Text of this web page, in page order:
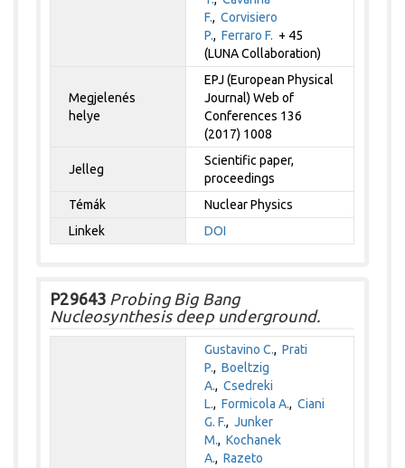
F.,Corvisiero
P.,Ferraro F. + 45
(LUNA Collaboration)
Megjelenés
helye
EPJ (European Physical
Journal) Web of
Conferences 136
(2017) 1008
Jelleg
Scientific paper,
proceedings
Témák
Nuclear Physics
Linkek
DOI
P29643 Probing Big Bang
Nucleosynthesis deep underground.
Gustavino C.,Prati
P.,Boeltzig
A.,Csedreki
L.,Formicola A.,Ciani
G. F.,Junker
M.,Kochanek
A.,Razeto